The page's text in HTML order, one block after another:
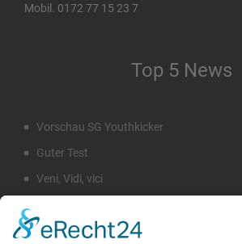
Mobil. 0172 77 15 23 7
Top 5 News
Vorschau SG Youthkicker
Guter Test
Veni, Vidi, vici
Rückblick Sommercamp